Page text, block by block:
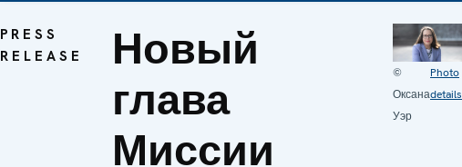
PRESS
RELEASE
Новый
глава
Миссии
©
Оксана
Уэр
Photo
details